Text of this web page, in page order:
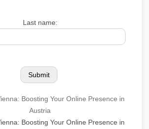
Last name:
Boosting Your Online Presence in
Austria
Boosting Your Online Presence in